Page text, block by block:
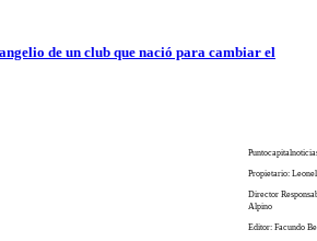
de un club que nació para cambiar el
Propietario:
Director
Alpino
Editor: Facundo